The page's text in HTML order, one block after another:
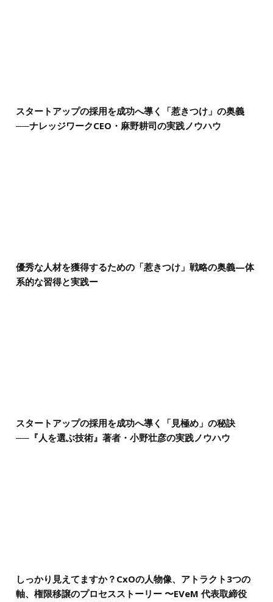
スタートアップの採用を成功へ導く「惹きつけ」の奥義
──ナレッジワークCEO・麻野耕司の実践ノウハウ
優秀な人材を獲得するための「惹きつけ」戦略の奥義—体
系的な習得と実践ー
スタートアップの採用を成功へ導く「見極め」の秘訣
──『人を選ぶ技術』著者・小野壮彦の実践ノウハウ
しっかり見えてますか？CxOの人物像、アトラクト3つの
軸、権限移譲のプロセスストーリー 〜EVeM 代表取締役